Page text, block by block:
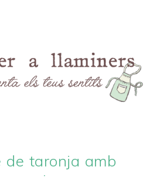
de taronja amb